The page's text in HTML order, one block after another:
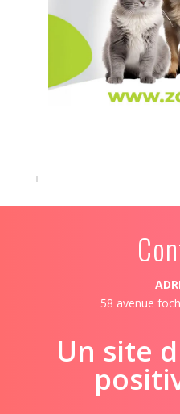
58 avenue
Un site